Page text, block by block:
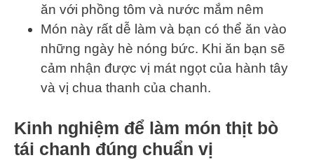
ăn với phồng tôm và nước mắm nêm
Món này rất dễ làm và bạn có thể ăn vào
những ngày hè nóng bức. Khi ăn bạn sẽ
cảm nhận được vị mát ngọt của hành tây
và vị chua thanh của chanh.
Kinh nghiệm để làm món thịt bò
tái chanh đúng chuẩn vị